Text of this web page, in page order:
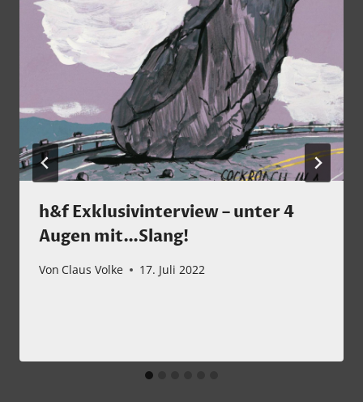
h&f Exklusivinterview – unter 4
Augen mit…Slang!
Von Claus Volke 17. Juli 2022